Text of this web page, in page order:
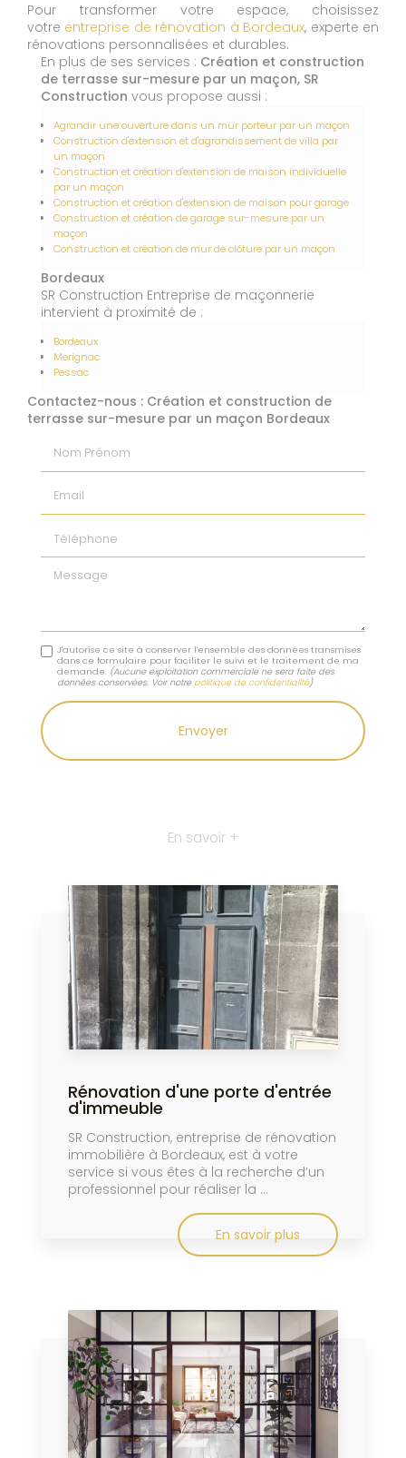
Pour transformer votre espace, choisissez
votre entreprise de rénovation à Bordeaux, experte en
rénovations personnalisées et durables.
En plus de ses services : Création et construction
de terrasse sur-mesure par un maçon, SR
Construction vous propose aussi :
Agrandir une ouverture dans un mur porteur par un maçon
Construction d'extension et d'agrandissement de villa par
un maçon
Construction et création d'extension de maison individuelle
par un maçon
Construction et création d'extension de maison pour garage
Construction et création de garage sur-mesure par un
maçon
Construction et création de mur de clôture par un maçon
Bordeaux
SR Construction Entreprise de maçonnerie
intervient à proximité de :
Bordeaux
Merignac
Pessac
Contactez-nous : Création et construction de
terrasse sur-mesure par un maçon Bordeaux
Message
J'autorise ce site à conserver l'ensemble des données transmises
dans ce formulaire pour faciliter le suivi et le traitement de ma
demande. (Aucune exploitation commerciale ne sera faite des
données conservées. Voir notre politique de confidentialité)
En savoir +
Rénovation d'une porte d'entrée
d'immeuble
SR Construction, entreprise de rénovation
immobilière à Bordeaux, est à votre
service si vous êtes à la recherche d’un
professionnel pour réaliser la ...
En savoir plus